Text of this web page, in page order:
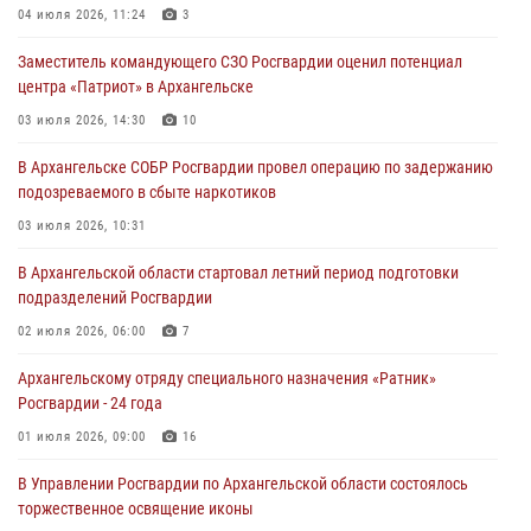
04 июля 2026, 11:24 3
Заместитель командующего СЗО Росгвардии оценил потенциал
центра «Патриот» в Архангельске
03 июля 2026, 14:30 10
В Архангельске СОБР Росгвардии провел операцию по задержанию
подозреваемого в сбыте наркотиков
03 июля 2026, 10:31
В Архангельской области стартовал летний период подготовки
подразделений Росгвардии
02 июля 2026, 06:00 7
Архангельскому отряду специального назначения «Ратник»
Росгвардии - 24 года
01 июля 2026, 09:00 16
В Управлении Росгвардии по Архангельской области состоялось
торжественное освящение иконы